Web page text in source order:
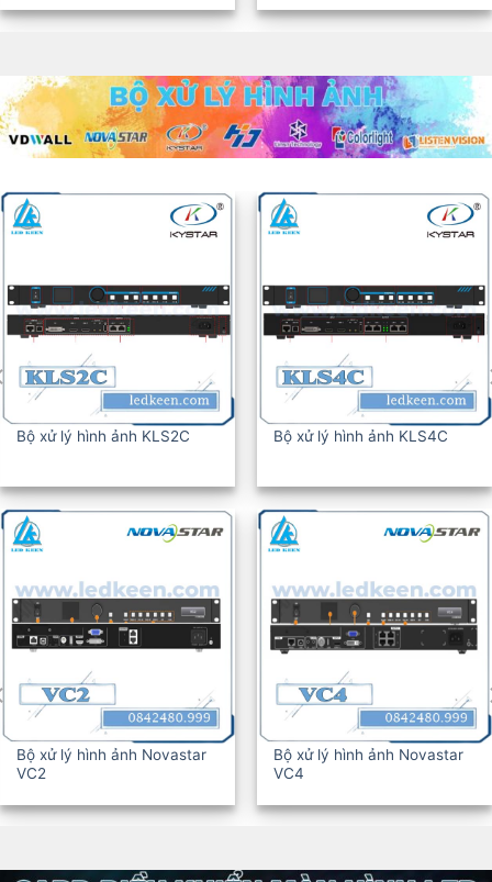
BỘ XỬ LÝ HÌNH ẢNH KLS6C BỘ XỬ LÝ HÌNH ẢNH KLS8C
Bộ xử lý hình ảnh Novastar
VC6
Bộ xử lý hình ảnh Novastar
VC10